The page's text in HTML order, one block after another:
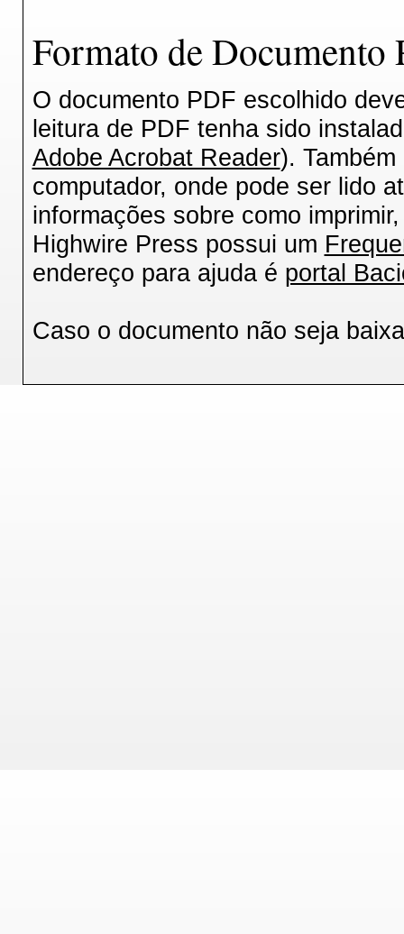
Formato de
O documento PDF escolhido
leitura de PDF tenha sido
Adobe Acrobat Reader).
computador, onde pode ser lido
informações sobre como
Highwire Press possui um
endereço para ajuda é portal
Caso o documento não seja